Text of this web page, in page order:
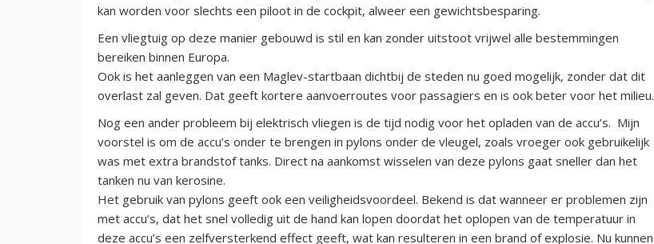
kan worden voor slechts een piloot in de cockpit, alweer een gewichtsbesparing.
Een vliegtuig op deze manier gebouwd is stil en kan zonder uitstoot vrijwel alle bestemmingen
bereiken binnen Europa.
Ook is het aanleggen van een Maglev-startbaan dichtbij de steden nu goed mogelijk, zonder dat dit
overlast zal geven. Dat geeft kortere aanvoerroutes voor passagiers en is ook beter voor het milieu.
Nog een ander probleem bij elektrisch vliegen is de tijd nodig voor het opladen van de accu’s. Mijn
voorstel is om de accu’s onder te brengen in pylons onder de vleugel, zoals vroeger ook gebruikelijk
was met extra brandstof tanks. Direct na aankomst wisselen van deze pylons gaat sneller dan het
tanken nu van kerosine.
Het gebruik van pylons geeft ook een veiligheidsvoordeel. Bekend is dat wanneer er problemen zijn
met accu’s, dat het snel volledig uit de hand kan lopen doordat het oplopen van de temperatuur in
deze accu’s een zelfversterkend effect geeft, wat kan resulteren in een brand of explosie. Nu kunnen